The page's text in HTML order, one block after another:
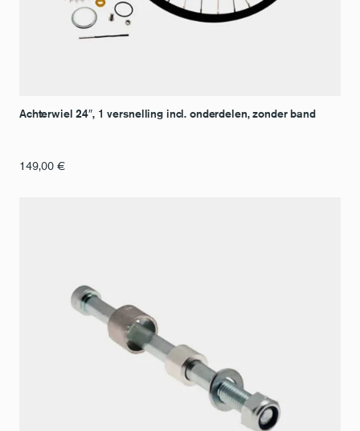
Achterwiel 24″, 1 versnelling incl. onderdelen, zonder band
149,00 €